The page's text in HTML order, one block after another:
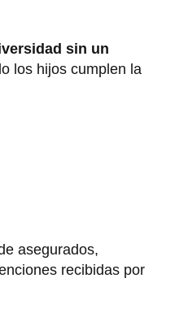
sin un
los hijos cumplen la
asegurados,
recibidas por